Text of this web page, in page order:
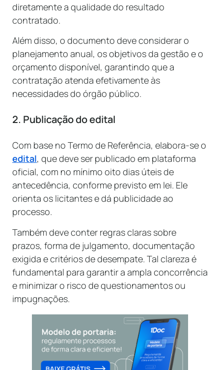
diretamente a qualidade do resultado
contratado.
Além disso, o documento deve considerar o
planejamento anual, os objetivos da gestão e o
orçamento disponível, garantindo que a
contratação atenda efetivamente às
necessidades do órgão público.
2. Publicação do edital
Com base no Termo de Referência, elabora-se o
edital, que deve ser publicado em plataforma
oficial, com no mínimo oito dias úteis de
antecedência, conforme previsto em lei. Ele
orienta os licitantes e dá publicidade ao
processo.
Também deve conter regras claras sobre
prazos, forma de julgamento, documentação
exigida e critérios de desempate. Tal clareza é
fundamental para garantir a ampla concorrência
e minimizar o risco de questionamentos ou
impugnações.